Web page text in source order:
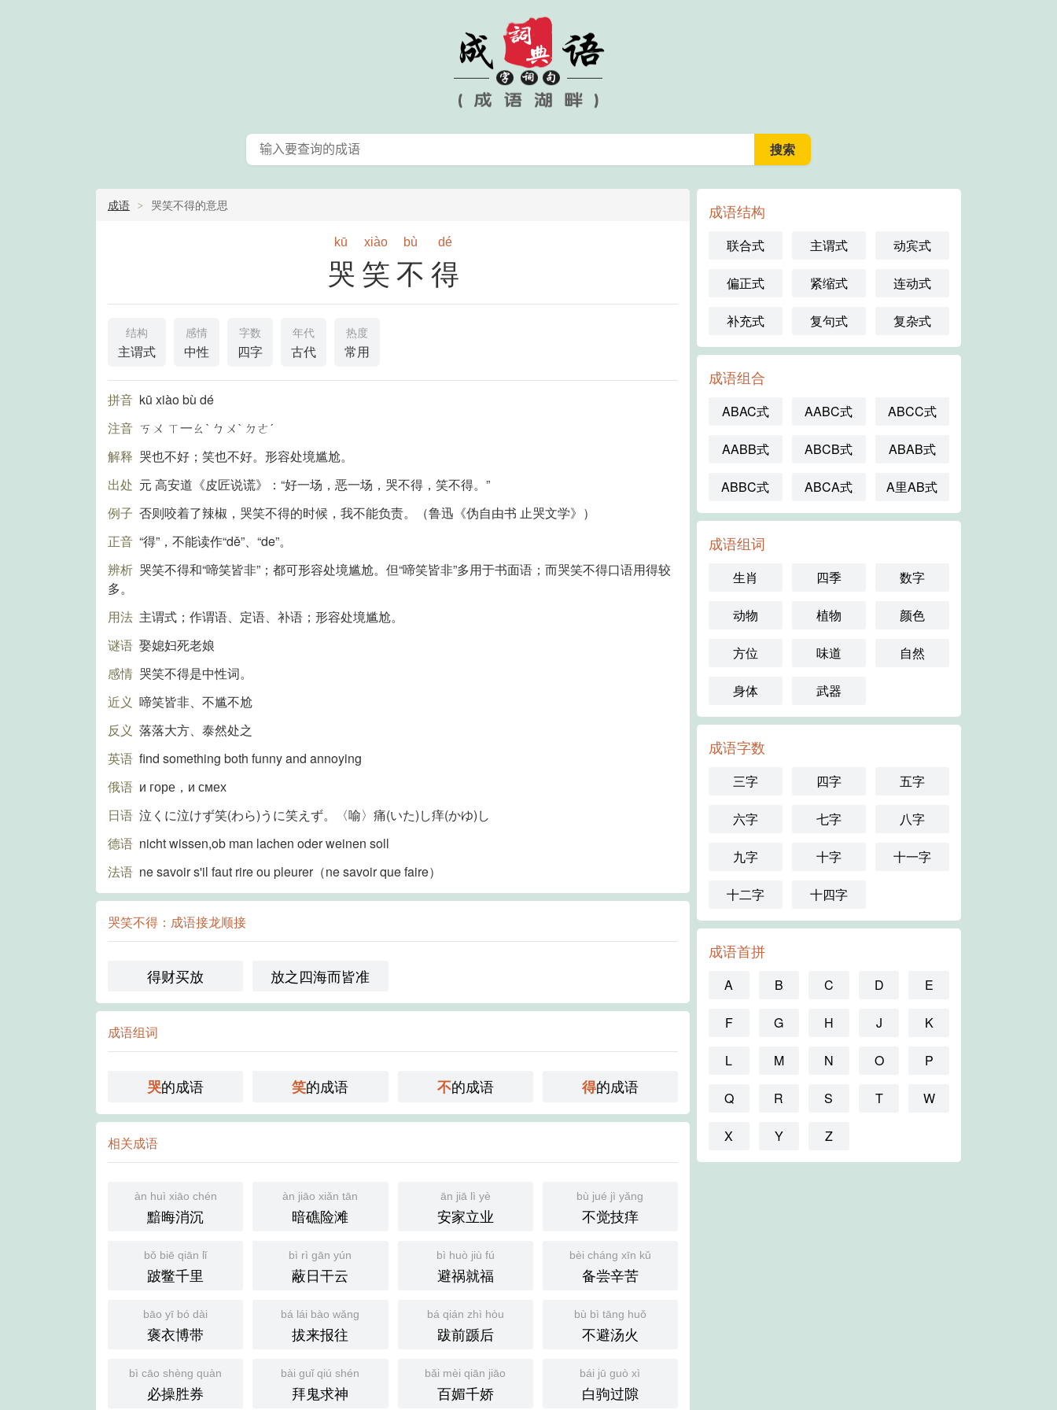
成语 哭笑不得的意思
kū xiào bù dé
哭笑不得
结构
主谓式
感情
中性
字数
四字
年代
古代
热度
常用
拼音 kū xiào bù dé
注音 ㄎㄨ ㄒ一ㄠˋ ㄅㄨˋ ㄉㄜˊ
解释 哭也不好；笑也不好。形容处境尴尬。
出处 元 高安道《皮匠说谎》：“好一场，恶一场，哭不得，笑不得。”
例子 否则咬着了辣椒，哭笑不得的时候，我不能负责。（鲁迅《伪自由书 止哭文学》）
正音 “得”，不能读作“dě”、“de”。
辨析 哭笑不得和“啼笑皆非”；都可形容处境尴尬。但“啼笑皆非”多用于书面语；而哭笑不得口语用得较
多。
用法 主谓式；作谓语、定语、补语；形容处境尴尬。
谜语 娶媳妇死老娘
感情 哭笑不得是中性词。
近义 啼笑皆非、不尴不尬
反义 落落大方、泰然处之
英语 find something both funny and annoying
俄语 и горе，и смех
日语 泣くに泣けず笑(わら)うに笑えず。〈喻〉痛(いた)し痒(かゆ)し
德语 nicht wissen,ob man lachen oder weinen soll
法语 ne savoir s'il faut rire ou pleurer（ne savoir que faire）
哭笑不得：成语接龙顺接
得财买放 放之四海而皆准
成语组词
哭的成语 笑的成语 不的成语 得的成语
相关成语
àn huì xiāo chén
黯晦消沉
àn jiāo xiǎn tān
暗礁险滩
ān jiā lì yè
安家立业
bù jué jì yǎng
不觉技痒
bǒ biē qiān lǐ
跛鳖千里
bì rì gān yún
蔽日干云
bì huò jiù fú
避祸就福
bèi cháng xīn kǔ
备尝辛苦
bāo yī bó dài
褒衣博带
bá lái bào wǎng
拔来报往
bá qián zhì hòu
跋前踬后
bù bì tāng huǒ
不避汤火
bì cāo shèng quàn
必操胜券
bài guǐ qiú shén
拜鬼求神
bǎi mèi qiān jiāo
百媚千娇
bái jū guò xì
白驹过隙
成语结构
联合式 主谓式 动宾式
偏正式 紧缩式 连动式
补充式 复句式 复杂式
成语组合
ABAC式 AABC式 ABCC式
AABB式 ABCB式 ABAB式
ABBC式 ABCA式 A里AB式
成语组词
生肖 四季 数字
动物 植物 颜色
方位 味道 自然
身体 武器
成语字数
三字 四字 五字
六字 七字 八字
九字 十字 十一字
十二字 十四字
成语首拼
A B C D E
F G H J K
L M N O P
Q R S T W
X Y Z